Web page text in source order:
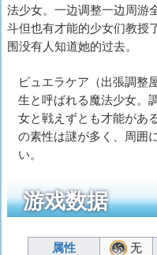
法少女。一边调整一边周游
斗但也有才能的少女们教授
围没有人知道她的过去。
ピュエラケア（出張調整
生と呼ばれる魔法少女。
女と戦えずとも才能があ
の素性は謎が多く、周囲
い。
游戏数据
属性 无